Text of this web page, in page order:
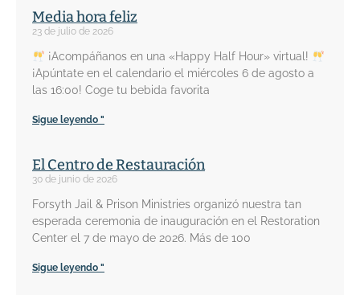
Media hora feliz
23 de julio de 2026
¡Acompáñanos en una «Happy Half Hour» virtual!
¡Apúntate en el calendario el miércoles 6 de agosto a
las 16:00! Coge tu bebida favorita
Sigue leyendo "
El Centro de Restauración
30 de junio de 2026
Forsyth Jail & Prison Ministries organizó nuestra tan
esperada ceremonia de inauguración en el Restoration
Center el 7 de mayo de 2026. Más de 100
Sigue leyendo "